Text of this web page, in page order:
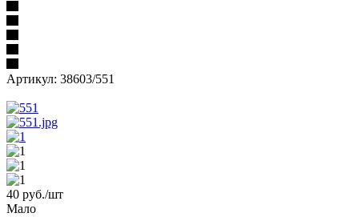
Артикул: 38603/551
40 руб./шт
Мало